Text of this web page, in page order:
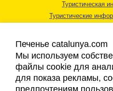
Туристическая
Туристические
Правовая
Печенье catalunya.com
Мы используем
файлы cookie для
для показа рекламы,
предпочтениям